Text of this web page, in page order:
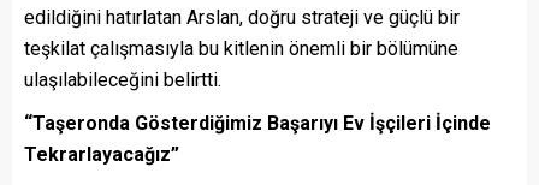
edildiğini hatırlatan Arslan, doğru strateji ve güçlü bir
teşkilat çalışmasıyla bu kitlenin önemli bir bölümüne
ulaşılabileceğini belirtti.
“Taşeronda Gösterdiğimiz Başarıyı Ev İşçileri İçinde
Tekrarlayacağız”